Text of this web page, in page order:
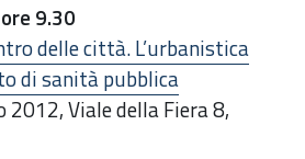
9.30
delle città. L’urbanistica
di sanità pubblica
2012, Viale della Fiera 8,